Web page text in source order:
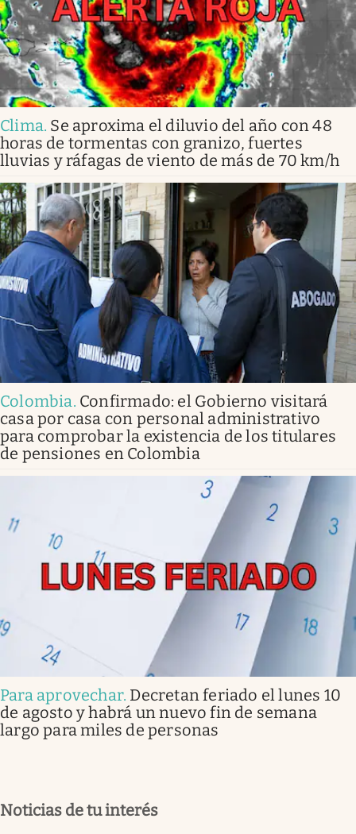
Clima. Se aproxima el diluvio del año con 48
horas de tormentas con granizo, fuertes
lluvias y ráfagas de viento de más de 70 km/h
Colombia. Confirmado: el Gobierno visitará
casa por casa con personal administrativo
para comprobar la existencia de los titulares
de pensiones en Colombia
Para aprovechar. Decretan feriado el lunes 10
de agosto y habrá un nuevo fin de semana
largo para miles de personas
Noticias de tu interés